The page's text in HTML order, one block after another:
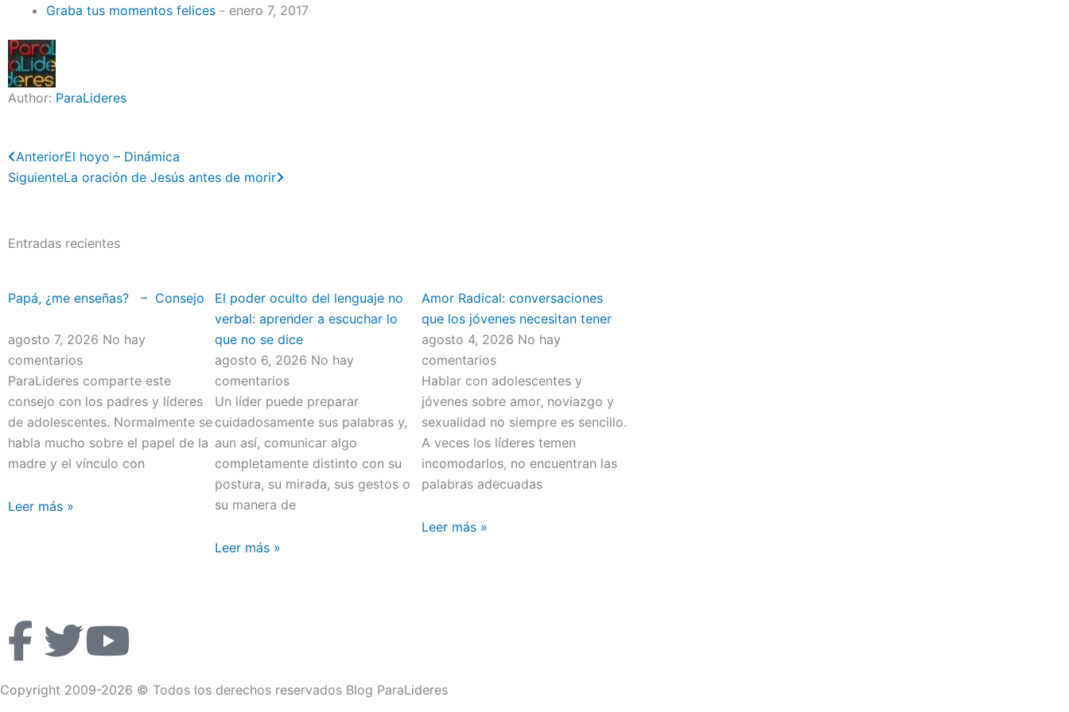
Graba tus momentos felices - enero 7, 2017
Author: ParaLideres
Previo
AnteriorEl hoyo – Dinámica
SiguienteLa oración de Jesús antes de morir
Entradas recientes
Papá, ¿me enseñas? – Consejo
agosto 7, 2026 No hay
comentarios
ParaLideres comparte este
consejo con los padres y líderes
de adolescentes. Normalmente se
habla mucho sobre el papel de la
madre y el vínculo con
Leer más »
El poder oculto del lenguaje no
verbal: aprender a escuchar lo
que no se dice
agosto 6, 2026 No hay
comentarios
Un líder puede preparar
cuidadosamente sus palabras y,
aun así, comunicar algo
completamente distinto con su
postura, su mirada, sus gestos o
su manera de
Leer más »
Amor Radical: conversaciones
que los jóvenes necesitan tener
agosto 4, 2026 No hay
comentarios
Hablar con adolescentes y
jóvenes sobre amor, noviazgo y
sexualidad no siempre es sencillo.
A veces los líderes temen
incomodarlos, no encuentran las
palabras adecuadas
Leer más »
F
a
T
w
Y
o
Copyright 2009-2026 © Todos los derechos reservados Blog ParaLideres